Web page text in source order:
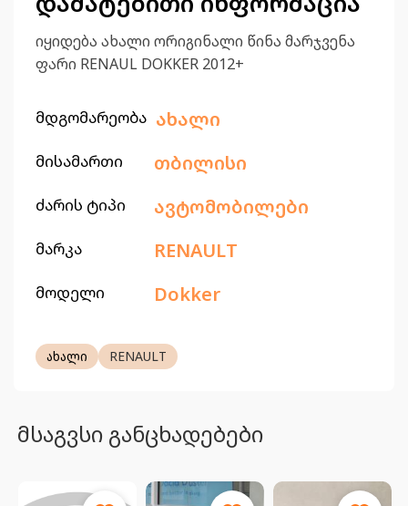
იყიდება ახალი ორიგინალი წინა მარჯვენა
ფარი RENAUL DOKKER 2012+
მდგომარეობა ახალი
მისამართი თბილისი
ძარის ტიპი ავტომობილები
მარკა RENAULT
მოდელი Dokker
ახალი RENAULT
მსაგვსი განცხადებები